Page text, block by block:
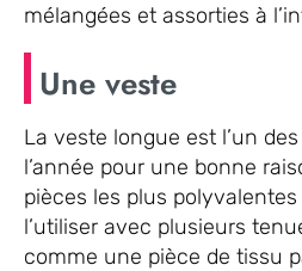
mélangées et assorties à
Une veste
La veste longue est l’un
l’année pour une bonne
pièces les plus
l’utiliser avec plusieurs
comme une pièce de tissu